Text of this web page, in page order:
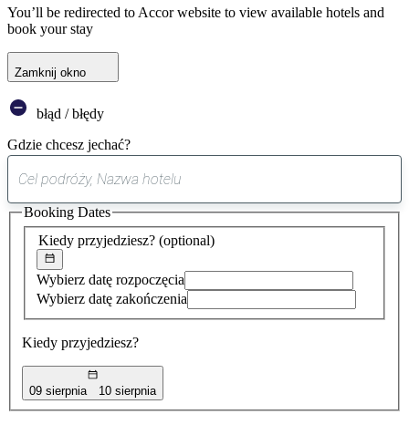
You’ll be redirected to Accor website to view available hotels and
book your stay
Zamknij okno
błąd / błędy
Gdzie chcesz jechać?
sugestia
została
znaleziona
Kiedy przyjedziesz? (optional)
Wybierz datę rozpoczęcia
Wybierz datę zakończenia
Kiedy przyjedziesz?
09 sierpnia 10 sierpnia
Booking Dates